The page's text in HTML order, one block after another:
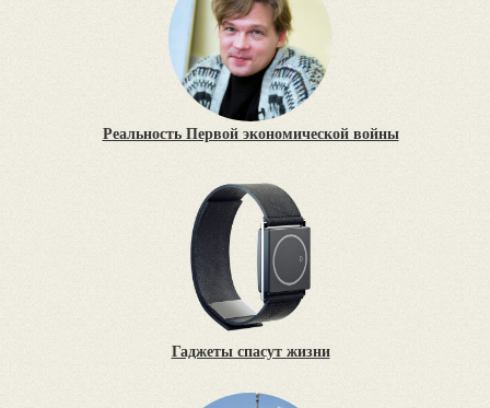
Реальность Первой экономической войны
Гаджеты спасут жизни